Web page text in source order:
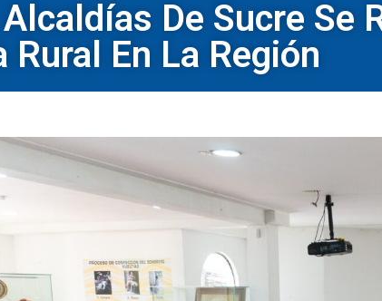
Alcaldías De Sucre Se
Rural En La Región